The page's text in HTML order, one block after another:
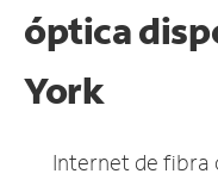
óptica
York
Internet de fibra